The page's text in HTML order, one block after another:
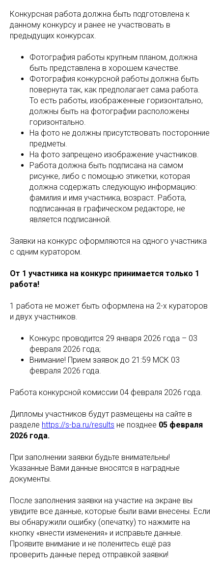
Конкурсная работа должна быть подготовлена к
данному конкурсу и ранее не участвовать в
предыдущих конкурсах.
Фотография работы крупным планом, должна
быть представлена в хорошем качестве.
Фотография конкурсной работы должна быть
повернута так, как предполагает сама работа.
То есть работы, изображенные горизонтально,
должны быть на фотографии расположены
горизонтально.
На фото не должны присутствовать посторонние
предметы.
На фото запрещено изображение участников.
Работа должна быть подписана на самом
рисунке, либо с помощью этикетки, которая
должна содержать следующую информацию:
фамилия и имя участника, возраст. Работа,
подписанная в графическом редакторе, не
является подписанной.
Заявки на конкурс оформляются на одного участника
с одним куратором.
От 1 участника на конкурс принимается только 1
работа!
1 работа не может быть оформлена на 2-х кураторов
и двух участников.
Конкурс проводится 29 января 2026 года – 03
февраля 2026 года;
Внимание! Прием заявок до 21:59 МСК 03
февраля 2026 года.
Работа конкурсной комиссии 04 февраля 2026 года.
Дипломы участников будут размещены на сайте в
разделе https://s-ba.ru/results не позднее 05 февраля
2026 года.
При заполнении заявки будьте внимательны!
Указанные Вами данные вносятся в наградные
документы.
После заполнения заявки на участие на экране вы
увидите все данные, которые были вами внесены. Если
вы обнаружили ошибку (опечатку) то нажмите на
кнопку «внести изменения» и исправьте данные.
Проявите внимание и не поленитесь ещё раз
проверить данные перед отправкой заявки!